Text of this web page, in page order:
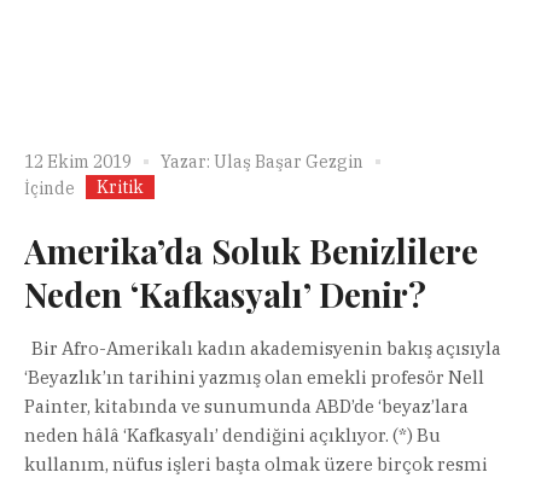
12 Ekim 2019 Yazar: Ulaş Başar Gezgin
İçinde
Kritik
Amerika’da Soluk Benizlilere
Neden ‘Kafkasyalı’ Denir?
Bir Afro-Amerikalı kadın akademisyenin bakış açısıyla
‘Beyazlık’ın tarihini yazmış olan emekli profesör Nell
Painter, kitabında ve sunumunda ABD’de ‘beyaz’lara
neden hâlâ ‘Kafkasyalı’ dendiğini açıklıyor. (*) Bu
kullanım, nüfus işleri başta olmak üzere birçok resmi